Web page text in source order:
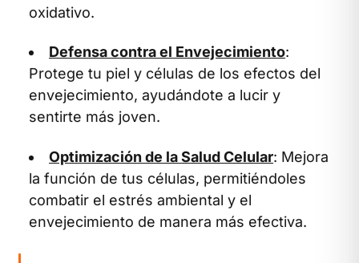
oxidativo.
Defensa contra el Envejecimiento:
Protege tu piel y células de los efectos del
envejecimiento, ayudándote a lucir y
sentirte más joven.
Optimización de la Salud Celular: Mejora
la función de tus células, permitiéndoles
combatir el estrés ambiental y el
envejecimiento de manera más efectiva.